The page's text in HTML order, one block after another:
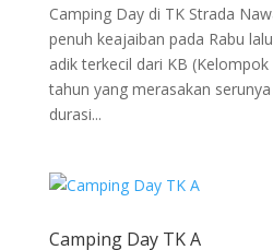
Camping Day di TK Strada
penuh keajaiban pada Rabu
adik terkecil dari KB
tahun yang merasakan
durasi...
Camping Day TK A